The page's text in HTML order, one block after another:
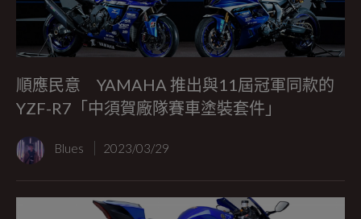
順應民意 YAMAHA 推出與11屆冠軍同款的
YZF-R7「中須賀廠隊賽車塗裝套件」
Blues 2023/03/29